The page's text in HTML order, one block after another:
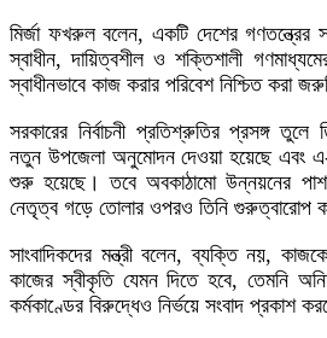
মির্জা ফখরুল বলেন, একটি দেশের গণতন্ত্রের
স্বাধীন, দায়িত্বশীল ও শক্তিশালী
স্বাধীনভাবে কাজ করার পরিবেশ নিশ্চিত করা
সরকারের নির্বাচনী প্রতিশ্রুতির প্রসঙ্গ তুলে
নতুন উপজেলা অনুমোদন দেওয়া হয়েছে এবং
শুরু হয়েছে। তবে অবকাঠামো উন্নয়নের
নেতৃত্ব গড়ে তোলার ওপরও তিনি গুরুত্বারোপ
সাংবাদিকদের মন্ত্রী বলেন, ব্যক্তি নয়,
কাজের স্বীকৃতি যেমন দিতে হবে, তেমনি
কর্মকাণ্ডের বিরুদ্ধেও নির্ভয়ে সংবাদ প্রকাশ